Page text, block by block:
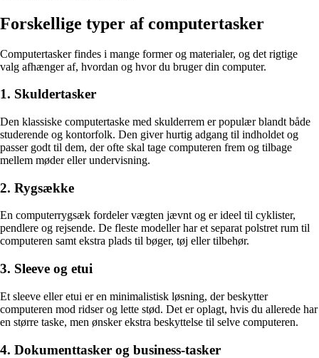
Forskellige typer af computertasker
Computertasker findes i mange former og materialer, og det rigtige
valg afhænger af, hvordan og hvor du bruger din computer.
1. Skuldertasker
Den klassiske computertaske med skulderrem er populær blandt både
studerende og kontorfolk. Den giver hurtig adgang til indholdet og
passer godt til dem, der ofte skal tage computeren frem og tilbage
mellem møder eller undervisning.
2. Rygsække
En computerrygsæk fordeler vægten jævnt og er ideel til cyklister,
pendlere og rejsende. De fleste modeller har et separat polstret rum til
computeren samt ekstra plads til bøger, tøj eller tilbehør.
3. Sleeve og etui
Et sleeve eller etui er en minimalistisk løsning, der beskytter
computeren mod ridser og lette stød. Det er oplagt, hvis du allerede har
en større taske, men ønsker ekstra beskyttelse til selve computeren.
4. Dokumenttasker og business-tasker